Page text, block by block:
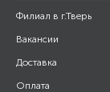
Филиал в г.Тверь
Вакансии
Доставка
Оплата